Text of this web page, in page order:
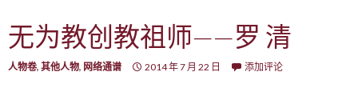
无为教创教祖师——罗 清
人物卷, 其他人物, 网络通谱 2014 年 7 月 22 日 添加评论